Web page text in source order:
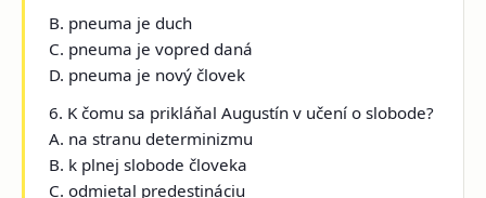
B. pneuma je duch
C. pneuma je vopred daná
D. pneuma je nový človek
6. K čomu sa prikláňal Augustín v učení o slobode?
A. na stranu determinizmu
B. k plnej slobode človeka
C. odmietal predestináciu